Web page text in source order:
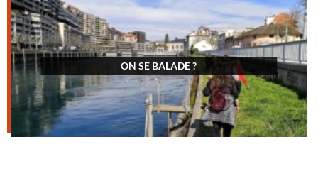
ON SE BALADE ?